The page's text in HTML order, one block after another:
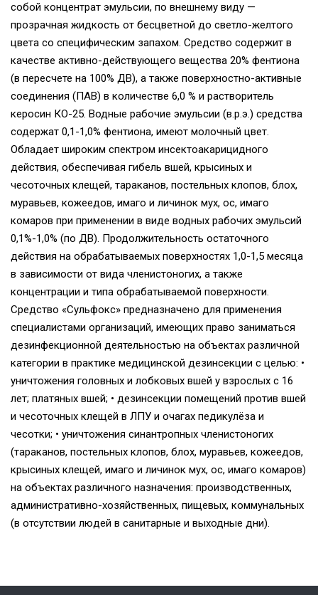
собой концентрат эмульсии, по внешнему виду —
прозрачная жидкость от бесцветной до светло-желтого
цвета со специфическим запахом. Средство содержит в
качестве активно-действующего вещества 20% фентиона
(в пересчете на 100% ДВ), а также поверхностно-активные
соединения (ПАВ) в количестве 6,0 % и растворитель
керосин КО-25. Водные рабочие эмульсии (в.р.э.) средства
содержат 0,1-1,0% фентиона, имеют молочный цвет.
Обладает широким спектром инсектоакарицидного
действия, обеспечивая гибель вшей, крысиных и
чесоточных клещей, тараканов, постельных клопов, блох,
муравьев, кожеедов, имаго и личинок мух, ос, имаго
комаров при применении в виде водных рабочих эмульсий
0,1%-1,0% (по ДВ). Продолжительность остаточного
действия на обрабатываемых поверхностях 1,0-1,5 месяца
в зависимости от вида членистоногих, а также
концентрации и типа обрабатываемой поверхности.
Средство «Сульфокс» предназначено для применения
специалистами организаций, имеющих право заниматься
дезинфекционной деятельностью на объектах различной
категории в практике медицинской дезинсекции с целью: •
уничтожения головных и лобковых вшей у взрослых с 16
лет; платяных вшей; • дезинсекции помещений против вшей
и чесоточных клещей в ЛПУ и очагах педикулёза и
чесотки; • уничтожения синантропных членистоногих
(тараканов, постельных клопов, блох, муравьев, кожеедов,
крысиных клещей, имаго и личинок мух, ос, имаго комаров)
на объектах различного назначения: производственных,
административно-хозяйственных, пищевых, коммунальных
(в отсутствии людей в санитарные и выходные дни).